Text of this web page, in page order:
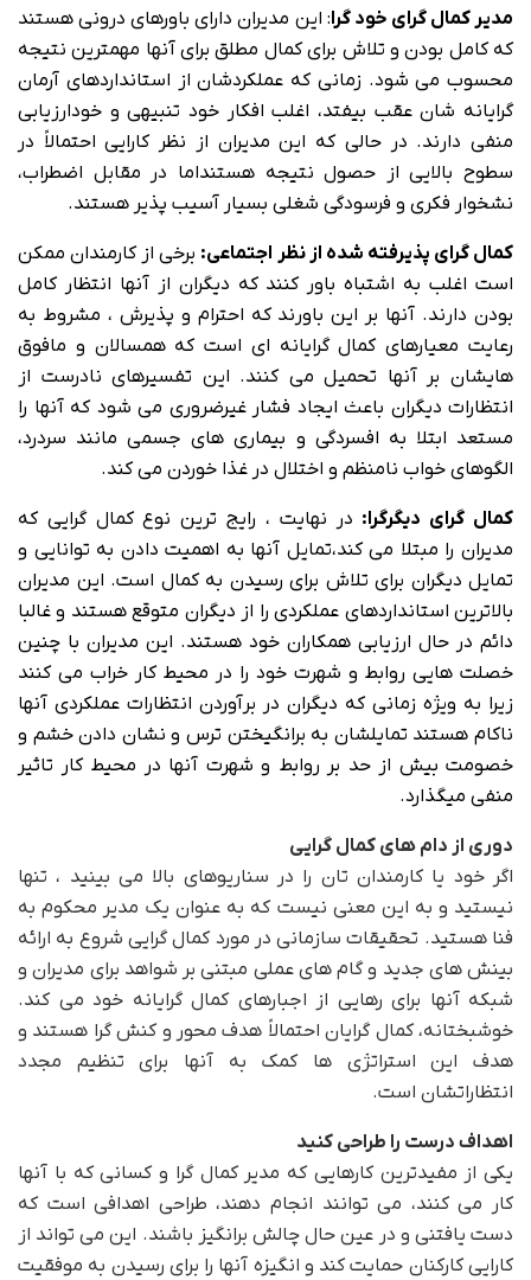
مدیر کمال گرای خود گرا: این مدیران دارای باورهای درونی هستند
که کامل بودن و تلاش برای کمال مطلق برای آنها مهمترین نتیجه
محسوب می شود. زمانی که عملکردشان از استانداردهای آرمان
گرایانه شان عقب بیفتد، اغلب افکار خود تنبیهی و خودارزیابی
منفی دارند. در حالی که این مدیران از نظر کارایی احتمالاً در
سطوح بالایی از حصول نتیجه هستنداما در مقابل اضطراب،
نشخوار فکری و فرسودگی شغلی بسیار آسیب پذیر هستند.
کمال گرای پذیرفته شده از نظر اجتماعی: برخی از کارمندان ممکن
است اغلب به اشتباه باور کنند که دیگران از آنها انتظار کامل
بودن دارند. آنها بر این باورند که احترام و پذیرش ، مشروط به
رعایت معیارهای کمال گرایانه ای است که همسالان و مافوق
هایشان بر آنها تحمیل می کنند. این تفسیرهای نادرست از
انتظارات دیگران باعث ایجاد فشار غیرضروری می شود که آنها را
مستعد ابتلا به افسردگی و بیماری های جسمی مانند سردرد،
الگوهای خواب نامنظم و اختلال در غذا خوردن می کند.
کمال گرای دیگرگرا: در نهایت ، رایج ترین نوع کمال گرایی که
مدیران را مبتلا می کند،تمایل آنها به اهمیت دادن به توانایی و
تمایل دیگران برای تلاش برای رسیدن به کمال است. این مدیران
بالاترین استانداردهای عملکردی را از دیگران متوقع هستند و غالبا
دائم در حال ارزیابی همکاران خود هستند. این مدیران با چنین
خصلت هایی روابط و شهرت خود را در محیط کار خراب می کنند
زیرا به ویژه زمانی که دیگران در برآوردن انتظارات عملکردی آنها
ناکام هستند تمایلشان به برانگیختن ترس و نشان دادن خشم و
خصومت بیش از حد بر روابط و شهرت آنها در محیط کار تاثیر
منفی میگذارد.
دوری از دام های کمال گرایی
اگر خود یا کارمندان تان را در سناریوهای بالا می بینید ، تنها
نیستید و به این معنی نیست که به عنوان یک مدیر محکوم به
فنا هستید. تحقیقات سازمانی در مورد کمال گرایی شروع به ارائه
بینش های جدید و گام های عملی مبتنی بر شواهد برای مدیران و
شبکه آنها برای رهایی از اجبارهای کمال گرایانه خود می کند.
خوشبختانه، کمال گرایان احتمالاً هدف محور و کنش گرا هستند و
هدف این استراتژی ها کمک به آنها برای تنظیم مجدد
انتظاراتشان است.
اهداف درست را طراحی کنید
یکی از مفیدترین کارهایی که مدیر کمال گرا و کسانی که با آنها
کار می کنند، می توانند انجام دهند، طراحی اهدافی است که
دست یافتنی و در عین حال چالش برانگیز باشند. این می تواند از
کارایی کارکنان حمایت کند و انگیزه آنها را برای رسیدن به موفقیت